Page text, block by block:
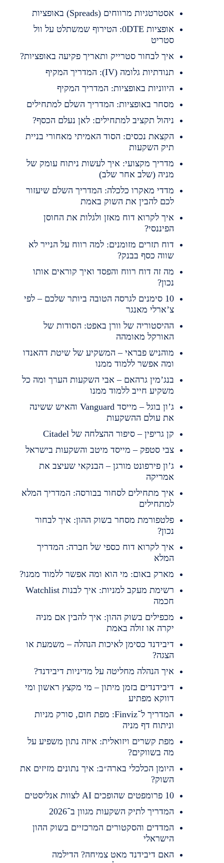
אסטרטגיות מרווחים (Spreads) באופציות
אופציות 0DTE: הטירוף שמשתלט על וול
סטריט
איך לבחור סטרייק ותאריך פקיעה באופציות?
תנודתיות גלומה (IV): המדריך המקיף
היווניות באופציות: המדריך המקיף
מסחר באופציות: המדריך השלם למתחילים
ניהול תקציב למתחילים: לאן נעלם הכסף?
הקצאת נכסים: הסוד האמיתי מאחורי בניית
תיק השקעות
מדריך מקצועי: איך לעשות ניתוח עומק של
מניה (שלב אחר שלב)
מדדי מאקרו כלכלה: המדריך השלם שיעזור
לכם להבין את השוק באמת
איך לקרוא דוח מאזן ולגלות את החוסן
הפיננסי?
דוח תזרים מזומנים: למה רווח על הנייר לא
שווה כסף בבנק?
מה זה דוח רווח והפסד ואיך קוראים אותו
נכון?
10 סימנים לגרסה הטובה ביותר שלכם – לפי
צ’ארלי מאנגר
ההיסטוריה של וורן באפט: הסודות של
האורקל מאומהה
מוהניש פבראי – המשקיע של שיטת דהאנדו
ומה אפשר ללמוד ממנו
בנג’מין גרהאם – אבי השקעות הערך ומה כל
משקיע חייב ללמוד ממנו
ג’ון בוגל – מייסד Vanguard והאיש ששינה
את עולם ההשקעות
קן גריפין – סיפור ההצלחה של Citadel
צבי סטפק – מייסד מיטב והשקעות בישראל
ג’ון פירפונט מורגן – הבנקאי שעיצב את
אמריקה
איך מתחילים לסחור בבורסה: המדריך המלא
למתחילים
פלטפורמת מסחר בשוק ההון: איך לבחור
נכון?
איך לקרוא דוח כספי של חברה: המדריך
המלא
מארק באום: מי הוא ומה אפשר ללמוד ממנו?
רשימת מעקב למניות: איך לבנות Watchlist
חכמה
מכפילים בשוק ההון: איך להבין אם מניה
יקרה או זולה באמת
דיבידנד כסימן לאיכות הנהלה – משמעת או
הצגה?
איך הנהלה מחליטה על מדיניות דיבידנד?
דיבידנדים בזמן מיתון – מי מקצץ ראשון ומי
דווקא מפתיע
המדריך ל־Finviz: מפת חום, סורק מניות
וניתוח דף מניה
מפת קשרים ויזואלית: איזה נתון משפיע על
מה בשווקים?
היומן הכלכלי בארה״ב: איך נתונים מזיזים את
השוק?
10 פרומפטים שהופכים AI לצוות אנליסטים
המדריך לתיק השקעות מגוון ב־2026
המדדים והסקטורים המרכזיים בשוק ההון
הישראלי
האם דיבידנד מאט צמיחה? הדילמה